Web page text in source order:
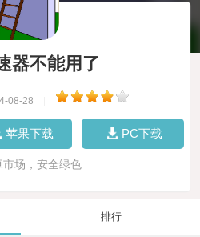
器不能用了
08-28
苹果下载 PC下载
市场，安全绿色
排行